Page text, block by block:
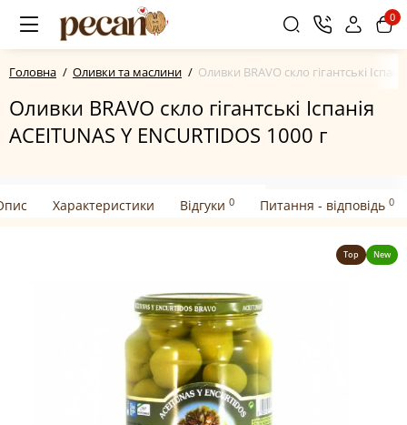
0
Головна Оливки та маслини Оливки BRAVO скло гігантські
Оливки BRAVO скло гігантські Іспанія
ACEITUNAS Y ENCURTIDOS 1000 г
Характеристики Відгуки 0 Питання - відповідь 0
Top New